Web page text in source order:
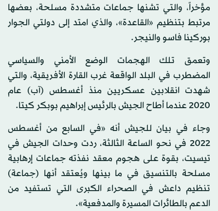
مؤخراً، والتي تشنها جماعات متشددة مسلحة، بعضها
مرتبط بتنظيم «القاعدة»، والذي امتد إلى دولتي الجوار
بوركينا فاسو والنيجر.
وتعمق تلك الهجمات الوضع الأمني والسياسي
المضطرب في البلد الواقعة غرب القارة الأفريقية، والتي
شهدت انقلابين عسكريين منذ أغسطس (آب) عام
2020 عندما أطاح الجيش بالرئيس إبراهيم بوبكر كيتا.
وجاء في بيان للجيش أنه «في السابع من أغسطس
2022 في نحو الساعة الثالثة، ردت وحدات الجيش في
تيسيت، بقوة على هجوم معقد نفذته جماعات إرهابية
مسلحة بالتنسيق في ما بينها ويُعتقد أنها (جماعة)
تنظيم داعش في الصحراء الكبرى التي تستفيد من
الدعم بالطائرات المسيرة والمدفعية».